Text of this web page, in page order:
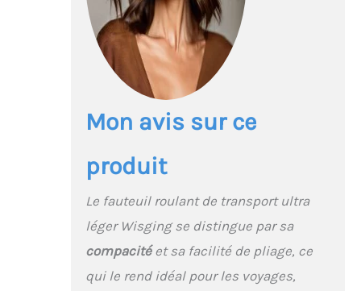
Mon avis sur ce
produit
Le fauteuil roulant de transport ultra
léger Wisging se distingue par sa
compacitéet sa facilité de pliage, ce
qui le rend idéal pour les voyages,